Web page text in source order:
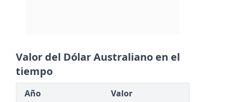
Valor del Dólar Australiano en el
tiempo
Año
Valor